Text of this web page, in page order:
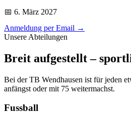
📅 6. März 2027
Anmeldung per Email →
Unsere Abteilungen
Breit aufgestellt –
Bei der TB Wendhausen ist für jeden
anfängst oder mit 75 weitermachst.
Fussball